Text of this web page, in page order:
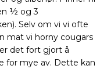
½ og 3
Selv om vi vi ofte
mat vi horny cougars
det fort gjort å
for mye av. Dette kan